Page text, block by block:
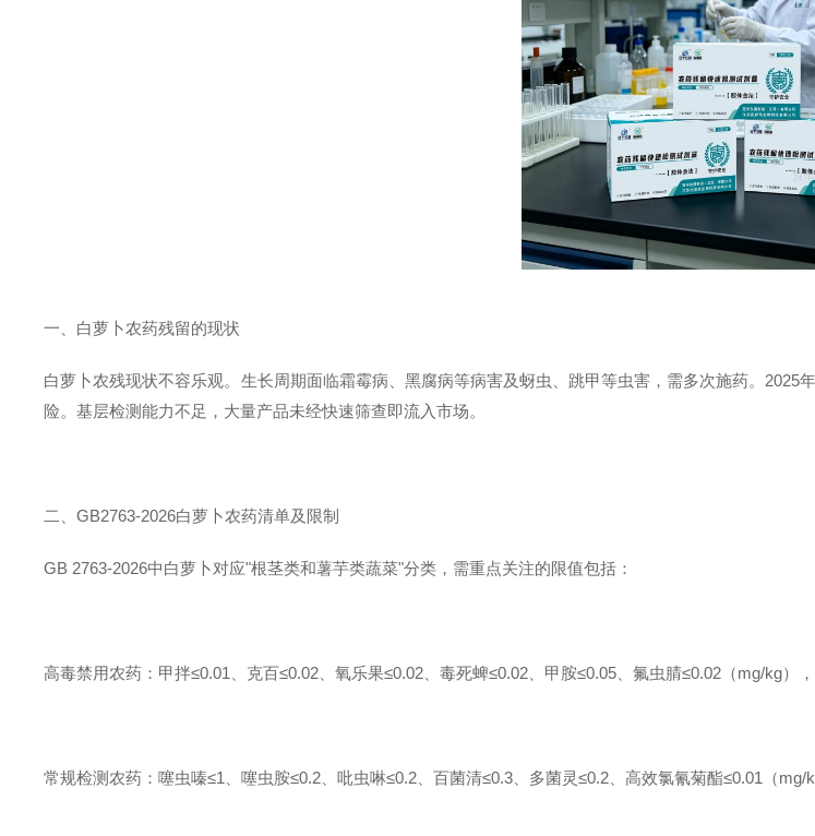
一、白萝卜农药残留的现状
白萝卜农残现状不容乐观。生长周期面临霜霉病、黑腐病等病害及蚜虫、跳甲等虫害，需多次施药。
险。基层检测能力不足，大量产品未经快速筛查即流入市场。
二、GB2763-2026白萝卜农药清单及限制
GB 2763-2026中白萝卜对应"根茎类和薯芋类蔬菜"分类，需重点关注的限值包括：
高毒禁用农药：甲拌≤0.01、克百≤0.02、氧乐果≤0.02、毒死蜱≤0.02、甲胺≤0.05、氟虫腈≤0.02（mg/kg）
常规检测农药：噻虫嗪≤1、噻虫胺≤0.2、吡虫啉≤0.2、百菌清≤0.3、多菌灵≤0.2、高效氯氰菊酯≤0.01（mg/